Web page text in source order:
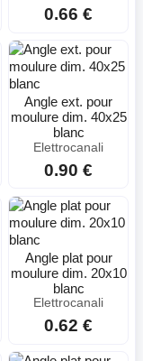
0.66 €
Angle ext. pour
moulure dim. 40x25
blanc
Elettrocanali
0.90 €
Angle plat pour
moulure dim. 20x10
blanc
Elettrocanali
0.62 €